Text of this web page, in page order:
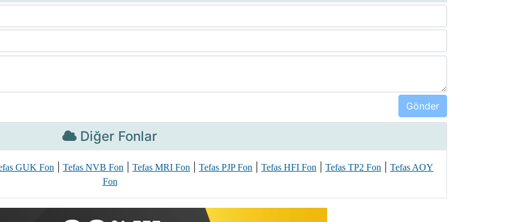
Diğer Fonlar
GUK Fon Tefas NVB Fon Tefas MRI Fon Tefas PJP Fon Tefas HFI Fon Tefas TP2 Fon
Tefas AOY
Fon